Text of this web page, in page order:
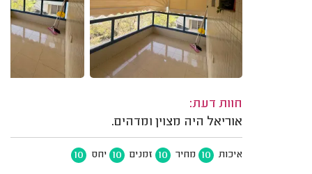
חוות דעת:
אוריאל היה מצוין ומדהים.
איכות 10 מחיר 10 זמנים 10 יחס 10